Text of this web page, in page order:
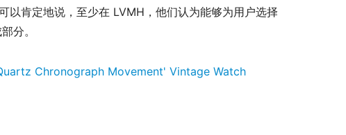
以肯定地说，至少在 LVMH，他们认为能够为用户选择
分。
Chronograph Movement' Vintage Watch